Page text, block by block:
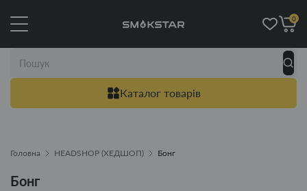
Каталог товарів
0
Головна HEADSHOP (ХЕДШОП) Бонг
Бонг